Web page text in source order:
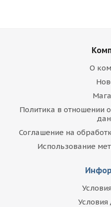
О
Политика в отношении
Соглашение на
Использование
Условия